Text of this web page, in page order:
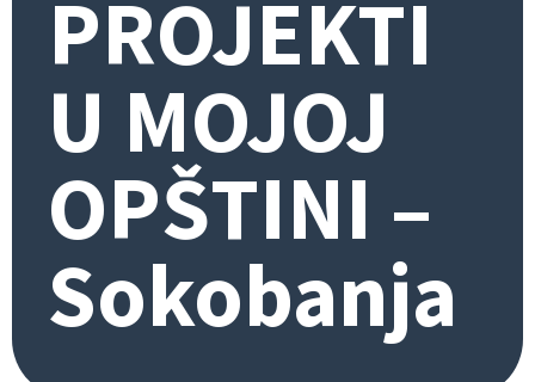
PROJEKTI
U MOJOJ
OPŠTINI –
Sokobanja